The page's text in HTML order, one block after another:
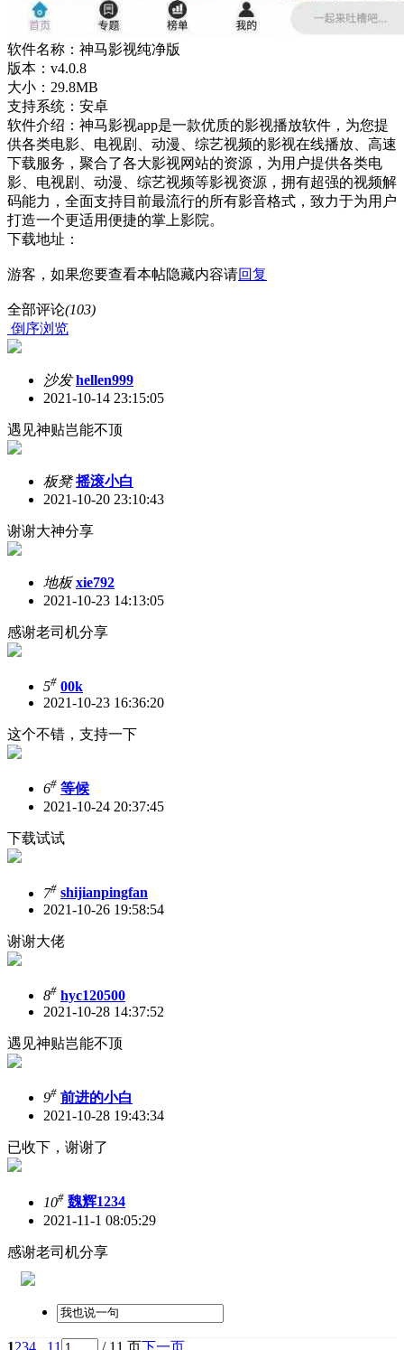
软件名称：神马影视纯净版
版本：v4.0.8
大小：29.8MB
支持系统：安卓
软件介绍：神马影视app是一款优质的影视播放软件，为您提
供各类电影、电视剧、动漫、综艺视频的影视在线播放、高速
下载服务，聚合了各大影视网站的资源，为用户提供各类电
影、电视剧、动漫、综艺视频等影视资源，拥有超强的视频解
码能力，全面支持目前最流行的所有影音格式，致力于为用户
打造一个更适用便捷的掌上影院。
下载地址：
游客，如果您要查看本帖隐藏内容请回复
全部评论(103)
倒序浏览
沙发 hellen999
2021-10-14 23:15:05
遇见神贴岂能不顶
板凳 摇滚小白
2021-10-20 23:10:43
谢谢大神分享
地板 xie792
2021-10-23 14:13:05
感谢老司机分享
5# 00k
2021-10-23 16:36:20
这个不错，支持一下
6# 等候
2021-10-24 20:37:45
下载试试
7# shijianpingfan
2021-10-26 19:58:54
谢谢大佬
8# hyc120500
2021-10-28 14:37:52
遇见神贴岂能不顶
9# 前进的小白
2021-10-28 19:43:34
已收下，谢谢了
10# 魏辉1234
2021-11-1 08:05:29
感谢老司机分享
1234 .. 11 / 11 页下一页